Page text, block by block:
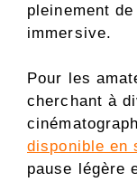
pleinement
immersive.
Pour les
cherchant à
disponible en
pause légère